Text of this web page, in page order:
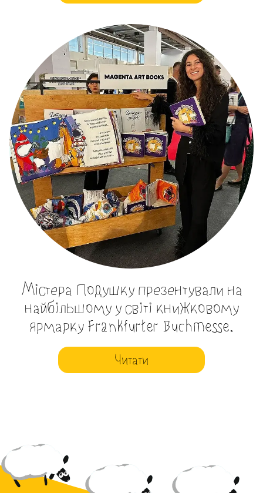
Містера Подушку презентували на
найбільшому у світі книжковому
ярмарку Frankfurter Buchmesse.
Читати